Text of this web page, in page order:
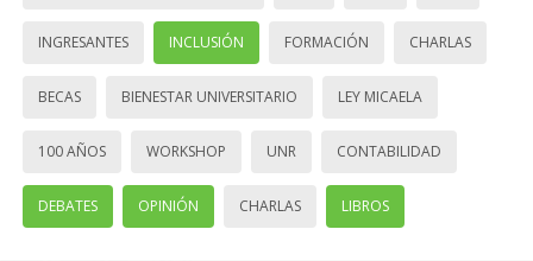
INGRESANTES INCLUSIÓN FORMACIÓN CHARLAS
BECAS BIENESTAR UNIVERSITARIO LEY MICAELA
100 AÑOS WORKSHOP UNR CONTABILIDAD
DEBATES OPINIÓN CHARLAS LIBROS